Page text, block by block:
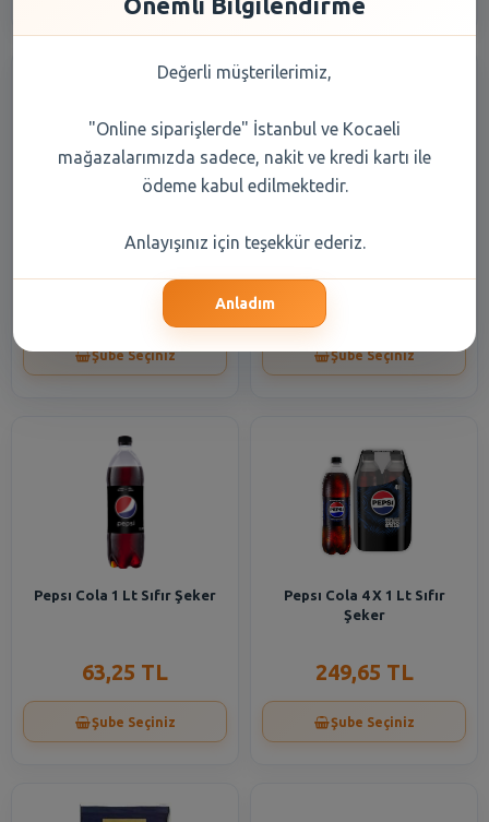
Şeker 32,5 gr
Şube Seçiniz Şube Seçiniz
Pepsı Cola 1 Lt Sıfır Şeker
63,25 TL
Şube Seçiniz
Pepsı Cola 4 X 1 Lt Sıfır
Şeker
249,65 TL
Şube Seçiniz
Değerli müşterilerimiz,
"Online siparişlerde" İstanbul ve Kocaeli
mağazalarımızda sadece, nakit ve kredi kartı ile
ödeme kabul edilmektedir.
Anlayışınız için teşekkür ederiz.
Anladım